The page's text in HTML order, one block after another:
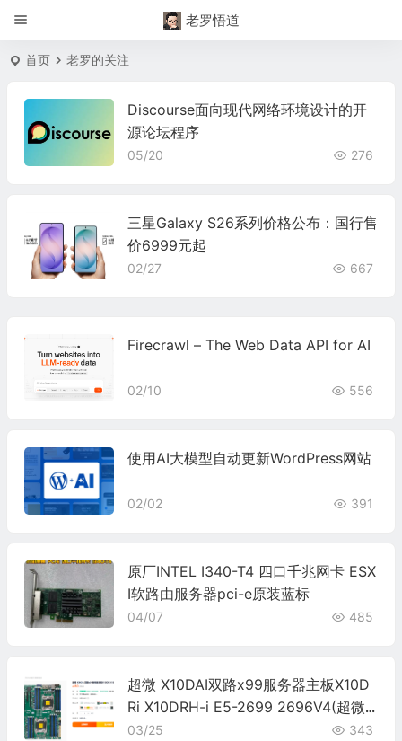
老罗悟道
首页 老罗的关注
Discourse面向现代网络环境设计的开
源论坛程序
05/20 276
三星Galaxy S26系列价格公布：国行售
价6999元起
02/27 667
Firecrawl – The Web Data API for AI
02/10 556
使用AI大模型自动更新WordPress网站
02/02 391
原厂INTEL I340-T4 四口千兆网卡 ESX
I软路由服务器pci-e原装蓝标
04/07 485
超微 X10DAI双路x99服务器主板X10D
Ri X10DRH-i E5-2699 2696V4(超微X
10DRL-i)
03/25 343